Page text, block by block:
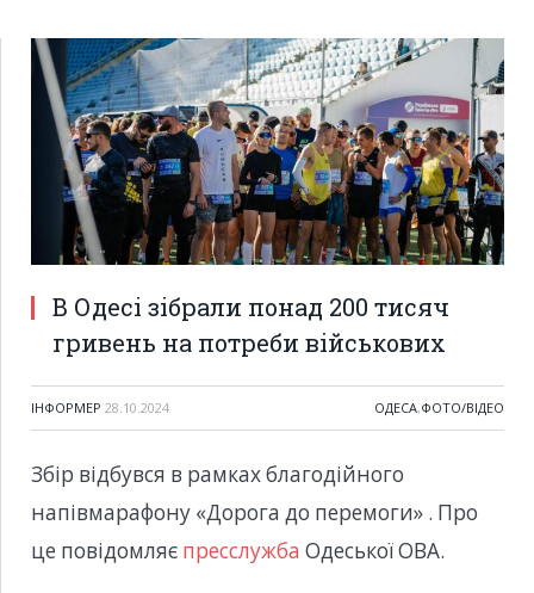
В Одесі зібрали понад 200 тисяч
гривень на потреби військових
ІНФОРМЕР 28.10.2024 ОДЕСА,ФОТО/ВІДЕО
Збір відбувся в рамках благодійного
напівмарафону «Дорога до перемоги» . Про
це повідомляє пресслужба Одеської ОВА.